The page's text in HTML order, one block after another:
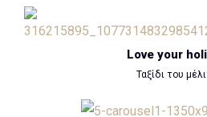
Love your
Ταξίδι του